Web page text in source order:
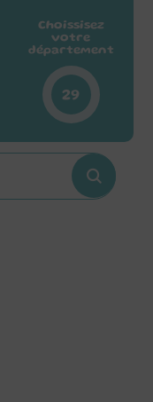
Choissisez
votre
département
29